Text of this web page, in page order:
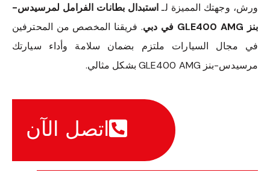
ورش، وجهتك المميزة لـاستبدال بطانات الفرامل لمرسيدس-
بنز GLE400 AMG في دبي
. فريقنا المخصص من المحترفين
في مجال السيارات ملتزم بضمان سلامة وأداء سيارتك
مرسيدس-بنز GLE400 AMG بشكل مثالي.
اتصل الآن